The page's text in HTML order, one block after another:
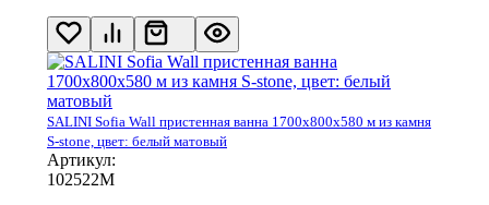
SALINI Sofia Wall пристенная ванна 1700х800х580 м из камня
S-stone, цвет: белый матовый
Артикул:
102522М